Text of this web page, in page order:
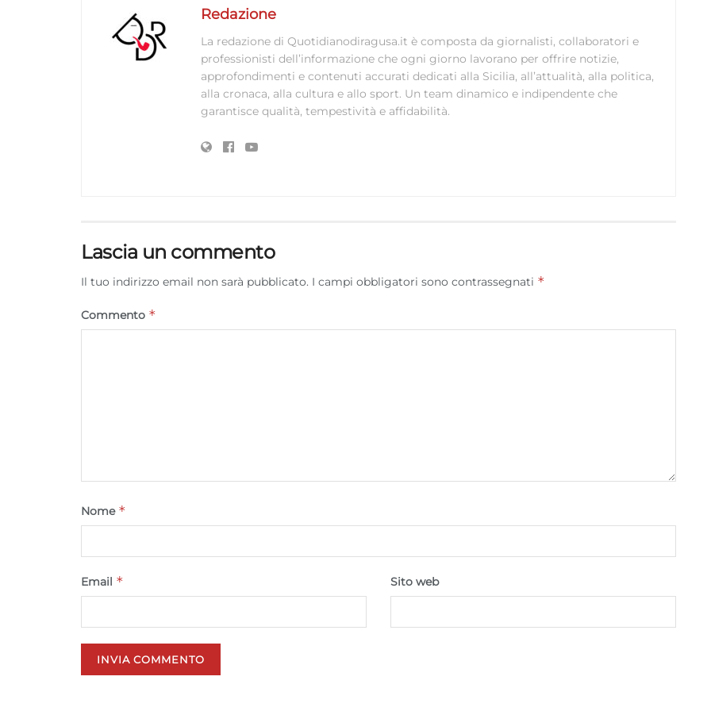
Redazione
La redazione di Quotidianodiragusa.it è composta da giornalisti, collaboratori e
professionisti dell’informazione che ogni giorno lavorano per offrire notizie,
approfondimenti e contenuti accurati dedicati alla Sicilia, all’attualità, alla politica,
alla cronaca, alla cultura e allo sport. Un team dinamico e indipendente che
garantisce qualità, tempestività e affidabilità.
Lascia un commento
Il tuo indirizzo email non sarà pubblicato. I campi obbligatori sono contrassegnati *
Commento *
Nome *
Email * Sito web